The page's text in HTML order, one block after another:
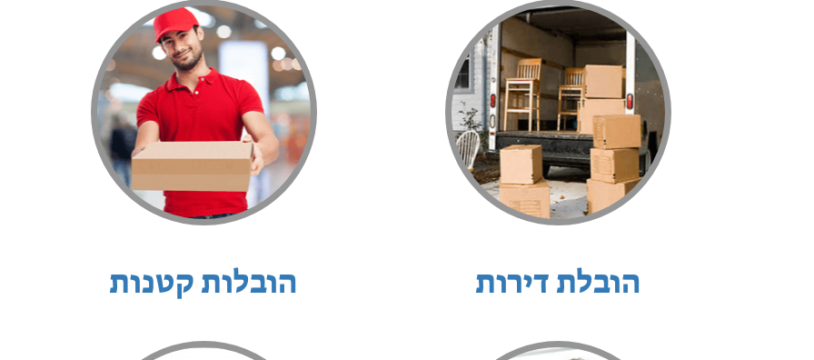
הובלות קטנות הובלת דירות